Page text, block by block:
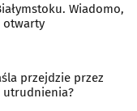
Wiadomo,
otwarty
przejdzie przez
utrudnienia?